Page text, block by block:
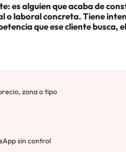
es alguien que acaba de
o laboral concreta. Tiene
que ese cliente busca,
zona o tipo
sin control